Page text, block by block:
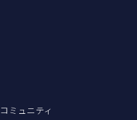
コミュニティ